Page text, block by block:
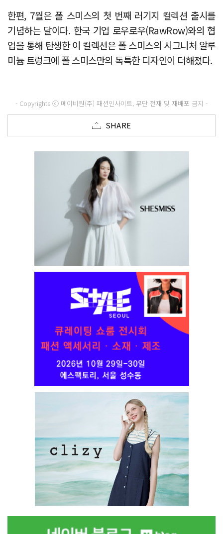
한편, 7월은 폴 스미스의 첫 번째 러기지 컬렉션 출시를
기념하는 달이다. 한국 기업 로우로우(RawRow)와의 협
업을 통해 탄생한 이 컬렉션은 폴 스미스의 시그니처 알루
미늄 트렁크에 폴 스미스만의 독특한 디자인이 더해졌다.
- Copyrights ⓒ 메이비원(주) 패션인사이트, 무단 전재 및 재배포 금지 -
SHARE